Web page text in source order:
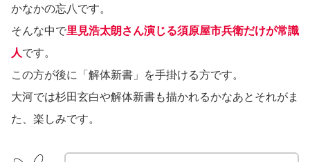
かなかの忘八です。
そんな中で里見浩太朗さん演じる須原屋市兵衛だけが常識
人です。
この方が後に「解体新書」を手掛ける方です。
大河では杉田玄白や解体新書も描かれるかなあとそれがま
た、楽しみです。